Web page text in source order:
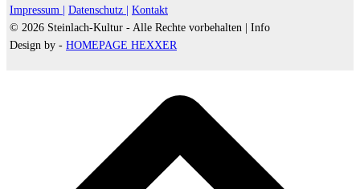
Impressum | Datenschutz |
Kontakt
© 2026 Steinlach-Kultur - Alle Rechte vorbehalten |
Info
Design by - HOMEPAGE HEXXER